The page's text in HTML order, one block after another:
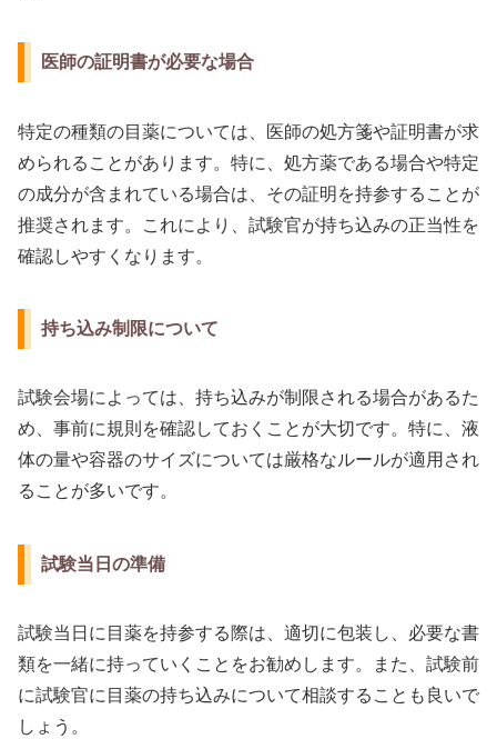
医師の証明書が必要な場合
特定の種類の目薬については、医師の処方箋や証明書が求
められることがあります。特に、処方薬である場合や特定
の成分が含まれている場合は、その証明を持参することが
推奨されます。これにより、試験官が持ち込みの正当性を
確認しやすくなります。
持ち込み制限について
試験会場によっては、持ち込みが制限される場合があるた
め、事前に規則を確認しておくことが大切です。特に、液
体の量や容器のサイズについては厳格なルールが適用され
ることが多いです。
試験当日の準備
試験当日に目薬を持参する際は、適切に包装し、必要な書
類を一緒に持っていくことをお勧めします。また、試験前
に試験官に目薬の持ち込みについて相談することも良いで
しょう。